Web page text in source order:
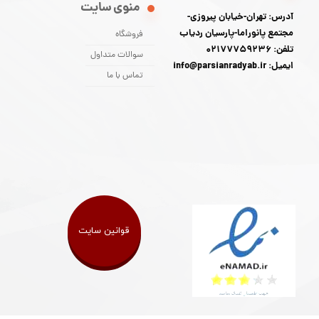
منوی سایت
فروشگاه
سوالات متداول
تماس با ما
آدرس: تهران-خیابان پیروزی-
مجتمع پانوراما-پارسیان ردیاب
تلفن: 02177759236
ایمیل: info@parsianradyab.ir
قوانین سایت